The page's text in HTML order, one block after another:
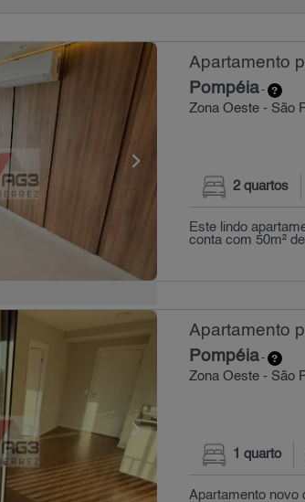
Apartamento
Pompéia-
Zona Oeste - São
2 quartos
Este lindo
conta com 50m²
Apartamento
Pompéia-
Zona Oeste - São
1 quarto
Apartamento novo